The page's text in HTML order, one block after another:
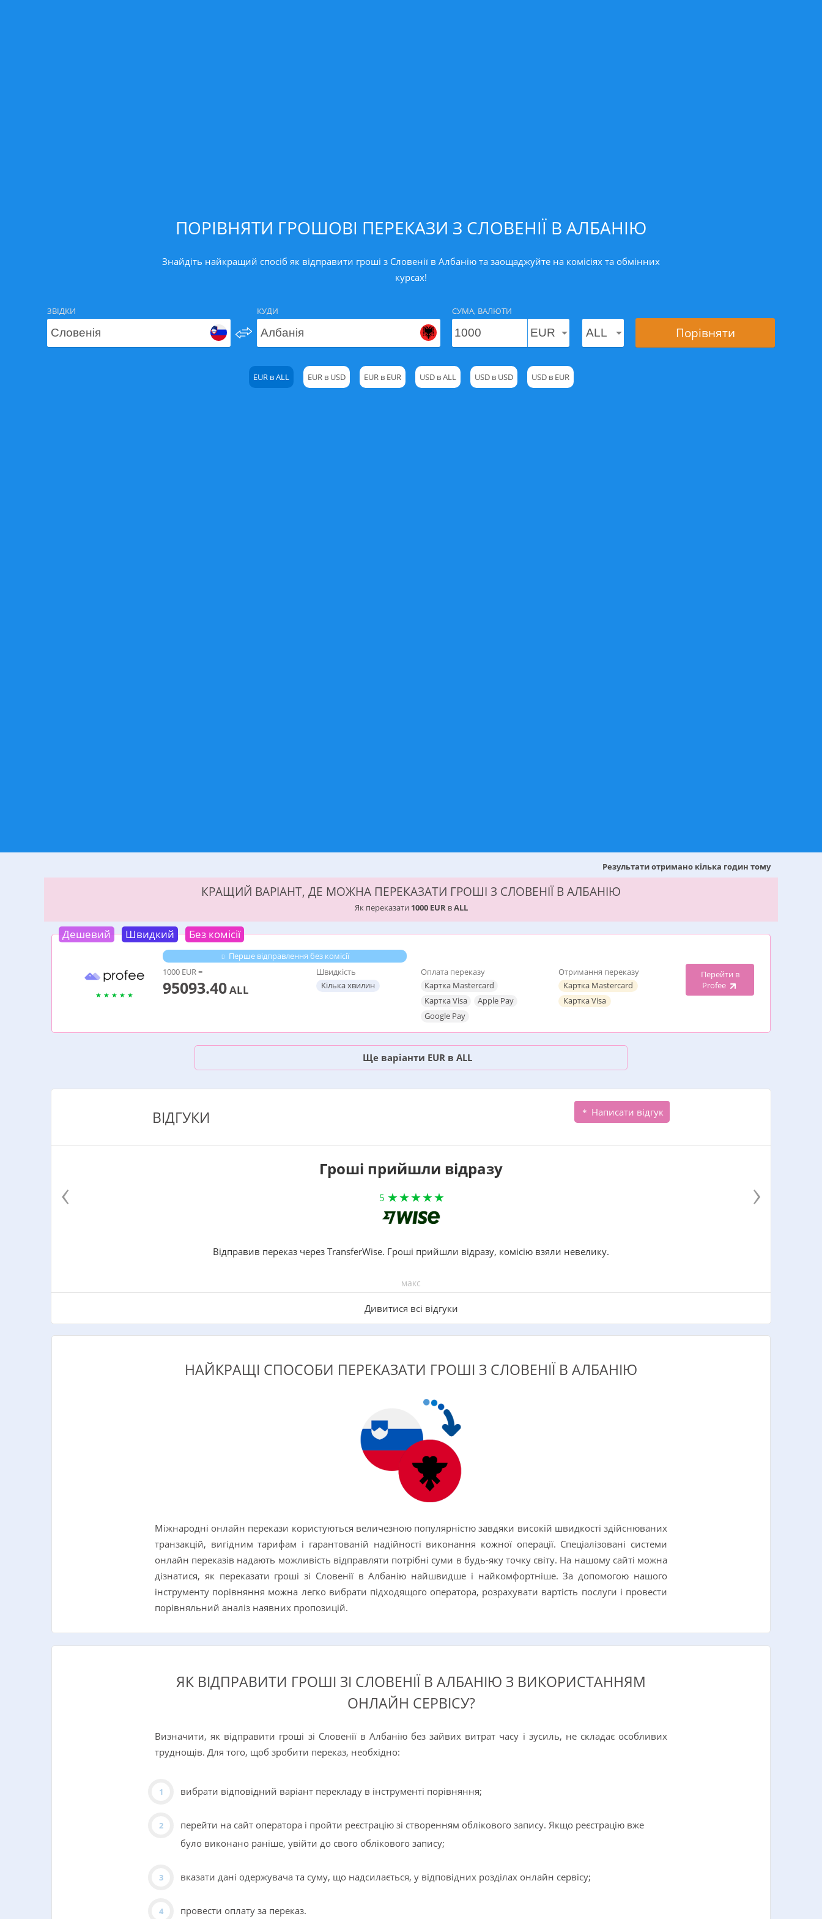
ПОРІВНЯТИ ГРОШОВІ ПЕРЕКАЗИ З СЛОВЕНІЇ В АЛБАНІЮ
Знайдіть найкращий спосіб як відправити гроші з Словенії в Албанію та заощаджуйте на комісіях та обмінних
курсах!
ЗВІДКИ КУДИ СУМА, ВАЛЮТИ
Порівняти
EUR в ALL EUR в USD EUR в EUR USD в ALL USD в USD USD в EUR
Результати отримано кілька годин тому
КРАЩИЙ ВАРІАНТ, ДЕ МОЖНА ПЕРЕКАЗАТИ ГРОШІ З СЛОВЕНІЇ В АЛБАНІЮ
Як переказати 1000 EURвALL
Дешевий Швидкий Без комісії
Перше відправлення без комісії
1000 EUR =
95093.40ALL
Швидкість
Кілька хвилин
Оплата переказу
Картка Mastercard
Картка Visa
Apple Pay
Google Pay
Отримання переказу
Картка Mastercard
Картка Visa
Перейти в
Profee
Ще варіанти EUR в ALL
ВІДГУКИ Написати відгук
Гроші прийшли відразу
5
Відправив переказ через TransferWise. Гроші прийшли відразу, комісію взяли невелику.
макс
Дивитися всі відгуки
‹ ›
НАЙКРАЩІ СПОСОБИ ПЕРЕКАЗАТИ ГРОШІ З СЛОВЕНІЇ В АЛБАНІЮ
Міжнародні онлайн перекази користуються величезною популярністю завдяки високій швидкості здійснюваних
транзакцій, вигідним тарифам і гарантованій надійності виконання кожної операції. Спеціалізовані системи
онлайн переказів надають можливість відправляти потрібні суми в будь-яку точку світу. На нашому сайті можна
дізнатися, як переказати гроші зі Словенії в Албанію найшвидше і найкомфортніше. За допомогою нашого
інструменту порівняння можна легко вибрати підходящого оператора, розрахувати вартість послуги і провести
порівняльний аналіз наявних пропозицій.
ЯК ВІДПРАВИТИ ГРОШІ ЗІ СЛОВЕНІЇ В АЛБАНІЮ З ВИКОРИСТАННЯМ
ОНЛАЙН СЕРВІСУ?
Визначити, як відправити гроші зі Словенії в Албанію без зайвих витрат часу і зусиль, не складає особливих
труднощів. Для того, щоб зробити переказ, необхідно:
вибрати відповідний варіант перекладу в інструменті порівняння;
перейти на сайт оператора і пройти реєстрацію зі створенням облікового запису. Якщо реєстрацію вже
було виконано раніше, увійти до свого облікового запису;
вказати дані одержувача та суму, що надсилається, у відповідних розділах онлайн сервісу;
провести оплату за переказ.